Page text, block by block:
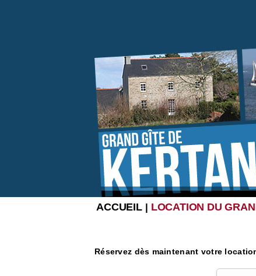
ACCUEIL| LOCATION DU
Réservez dès maintenant votre